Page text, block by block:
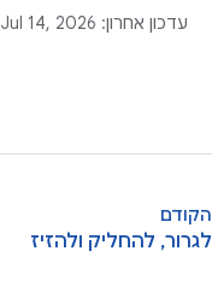
עדכון אחרון: Jul 14, 2026
הקודם
לגרור, להחליק ולהזיז